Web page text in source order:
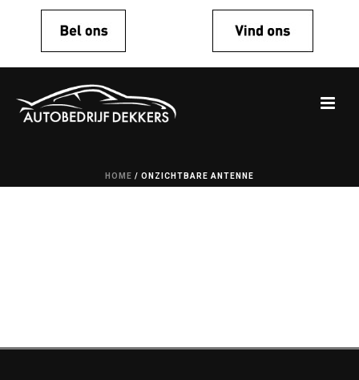
HOME / ONZICHTBARE ANTENNE